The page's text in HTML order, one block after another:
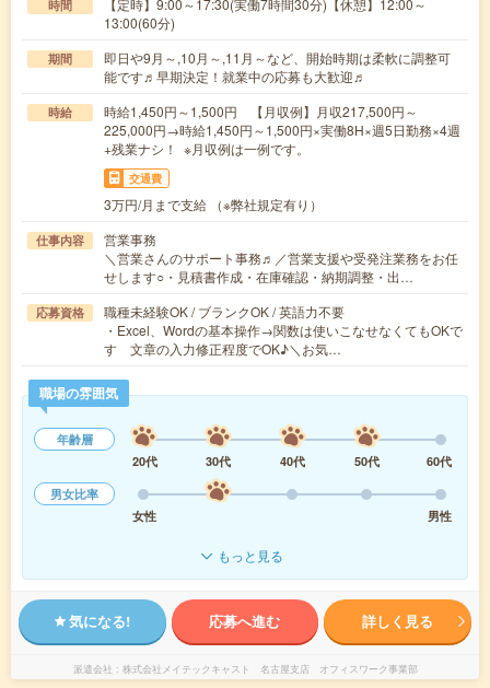
時間
【定時】9:00～17:30(実働7時間30分)【休憩】12:00～
13:00(60分)
期間
即日や9月～,10月～,11月～など、開始時期は柔軟に調整可
能です♬早期決定！就業中の応募も大歓迎♬
時給
時給1,450円～1,500円 【月収例】月収217,500円～
225,000円→時給1,450円～1,500円×実働8H×週5日勤務×4週
+残業ナシ！ ※月収例は一例です。
交通費
3万円/月まで支給 （※弊社規定有り）
仕事内容
営業事務
＼営業さんのサポート事務♬／営業支援や受発注業務をお任
せします○・見積書作成・在庫確認・納期調整・出…
応募資格
職種未経験OK / ブランクOK / 英語力不要
・Excel、Wordの基本操作→関数は使いこなせなくてもOKで
す 文章の入力修正程度でOK♪＼お気…
職場の雰囲気
年齢層
20代
30代 40代 50代
60代
男女比率
女性
男性
もっと見る
気になる! 応募へ進む 詳しく見る
派遣会社 株式会社メイテックキャスト 名古屋支店 オフィスワーク事業部